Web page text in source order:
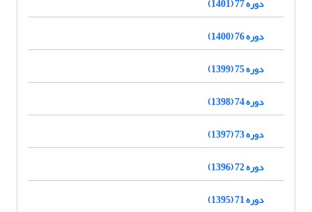
دوره 76 (1400)
دوره 75 (1399)
دوره 74 (1398)
دوره 73 (1397)
دوره 72 (1396)
دوره 71 (1395)